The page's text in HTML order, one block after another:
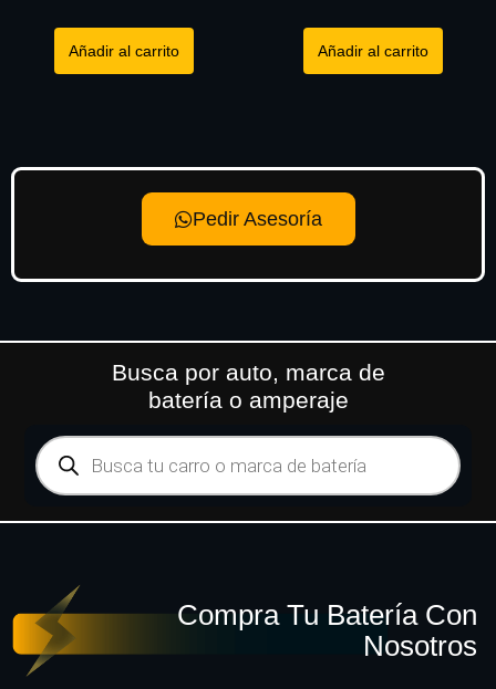
Añadir al carrito Añadir al carrito
Pedir Asesoría
Busca por auto, marca de
batería o amperaje
Compra Tu Batería Con
Nosotros